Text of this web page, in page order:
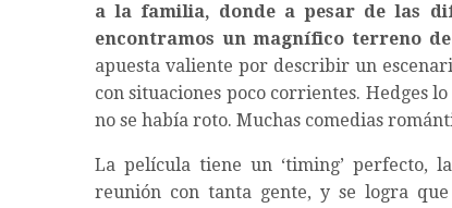
a la familia, donde a pesar de las
encontramos un magnífico terreno
apuesta valiente por describir un
con situaciones poco corrientes. Hedges
no se había roto. Muchas comedias
La película tiene un ‘timing’ perfecto,
reunión con tanta gente, y se logra